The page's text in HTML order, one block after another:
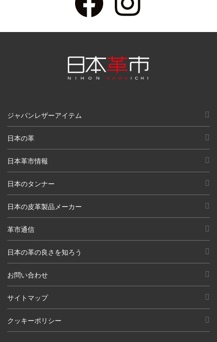
ジャパンレザーアイテム
日本の革
日本革市情報
日本のタンナー
日本の皮革製品メーカー
革市通信
日本の革の良さを知ろう
お問い合わせ
サイトマップ
クッキーポリシー